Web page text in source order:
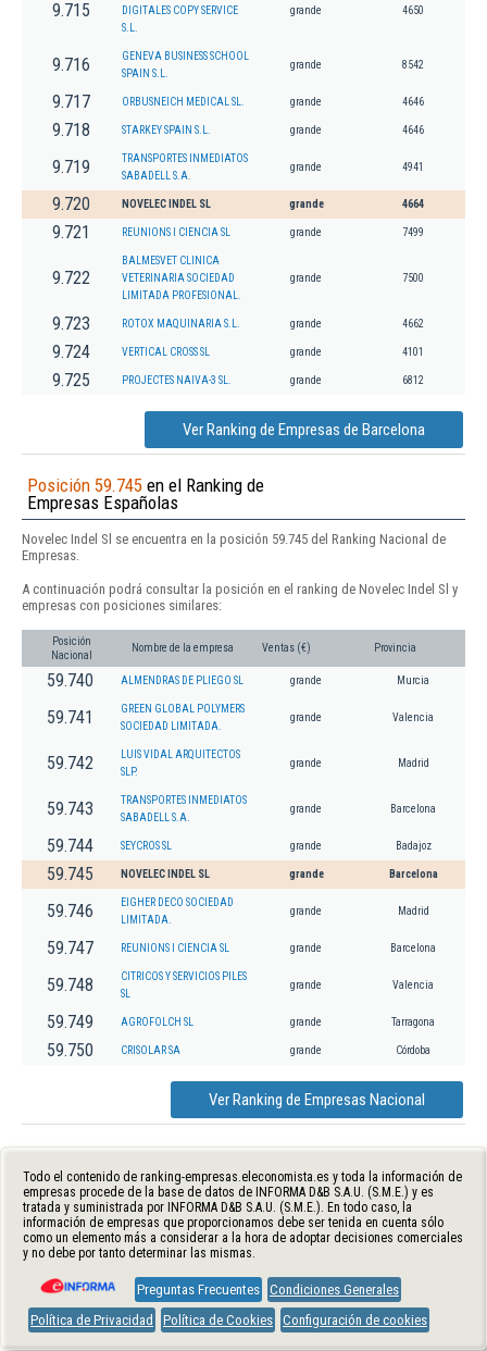
9.715
DIGITALES COPY SERVICE
S.L.
grande 4650
9.716
GENEVA BUSINESS SCHOOL
SPAIN S.L.
grande 8542
9.717 ORBUSNEICH MEDICAL SL. grande 4646
9.718 STARKEY SPAIN S.L. grande 4646
9.719
TRANSPORTES INMEDIATOS
SABADELL S.A.
grande 4941
9.720 NOVELEC INDEL SL grande 4664
9.721 REUNIONS I CIENCIA SL grande 7499
9.722
BALMESVET CLINICA
VETERINARIA SOCIEDAD
LIMITADA PROFESIONAL.
grande 7500
9.723 ROTOX MAQUINARIA S.L. grande 4662
9.724 VERTICAL CROSS SL grande 4101
9.725 PROJECTES NAIVA-3 SL. grande 6812
Ver Ranking de Empresas de Barcelona
Posición 59.745 en el Ranking de
Empresas Españolas
Novelec Indel Sl se encuentra en la posición 59.745 del Ranking Nacional de
Empresas.
A continuación podrá consultar la posición en el ranking de Novelec Indel Sl y
empresas con posiciones similares:
Posición
Nacional
Nombre de la empresa Ventas (€) Provincia
59.740 ALMENDRAS DE PLIEGO SL grande Murcia
59.741
GREEN GLOBAL POLYMERS
SOCIEDAD LIMITADA.
grande Valencia
59.742
LUIS VIDAL ARQUITECTOS
SLP.
grande Madrid
59.743
TRANSPORTES INMEDIATOS
SABADELL S.A.
grande Barcelona
59.744 SEYCROS SL grande Badajoz
59.745 NOVELEC INDEL SL grande Barcelona
59.746
EIGHER DECO SOCIEDAD
LIMITADA.
grande Madrid
59.747 REUNIONS I CIENCIA SL grande Barcelona
59.748
CITRICOS Y SERVICIOS PILES
SL
grande Valencia
59.749 AGROFOLCH SL grande Tarragona
59.750 CRISOLAR SA grande Córdoba
Ver Ranking de Empresas Nacional
Todo el contenido de ranking-empresas.eleconomista.es y toda la información de
empresas procede de la base de datos de INFORMA D&B S.A.U. (S.M.E.) y es
tratada y suministrada por INFORMA D&B S.A.U. (S.M.E.). En todo caso, la
información de empresas que proporcionamos debe ser tenida en cuenta sólo
como un elemento más a considerar a la hora de adoptar decisiones comerciales
y no debe por tanto determinar las mismas.
Preguntas Frecuentes Condiciones Generales
Política de Privacidad
Política de Cookies Configuración de cookies